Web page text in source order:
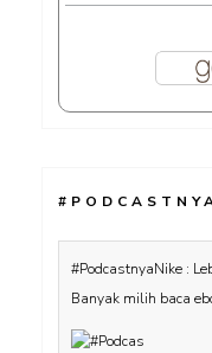
#PodcastnyaNike :
Banyak milih baca